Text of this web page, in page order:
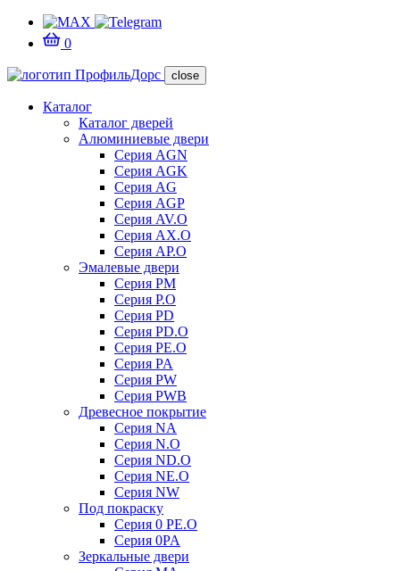
0
close
Каталог
Каталог дверей
Алюминиевые двери
Серия AGN
Серия AGK
Серия AG
Серия AGP
Серия AV.O
Серия AX.O
Серия AP.O
Эмалевые двери
Серия PM
Серия P.O
Серия PD
Серия PD.O
Серия PE.O
Серия PA
Серия PW
Серия PWB
Древесное покрытие
Серия NA
Серия N.O
Серия ND.O
Серия NE.O
Серия NW
Под покраску
Серия 0 PE.O
Серия 0PA
Зеркальные двери